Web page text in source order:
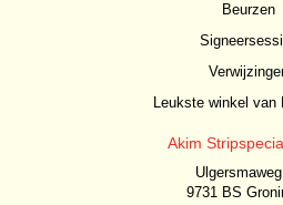
Beurzen
Leukste winkel van
Akim
9731 BS